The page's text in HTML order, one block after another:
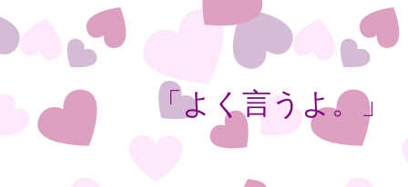
「よく言うよ。」